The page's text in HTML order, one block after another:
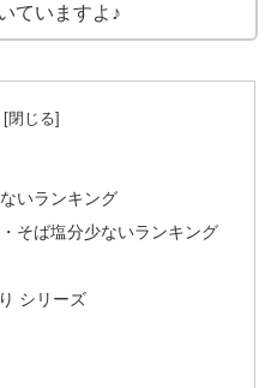
ていますよ♪
いランキング
そば塩分少ないランキング
シリーズ